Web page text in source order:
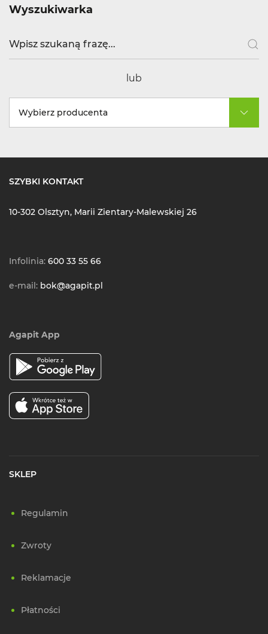
Wyszukiwarka
lub
Wybierz producenta
SZYBKI KONTAKT
10-302 Olsztyn, Marii Zientary-Malewskiej 26
Infolinia: 600 33 55 66
e-mail: bok@agapit.pl
Agapit App
SKLEP
Regulamin
Zwroty
Reklamacje
Płatności